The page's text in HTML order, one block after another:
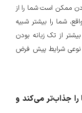
ممکن است شما را از
شما را بیشتر شبیه
از تک زبانه بودن
نوعی شرایط پیش فرض
جذابتر میکند و